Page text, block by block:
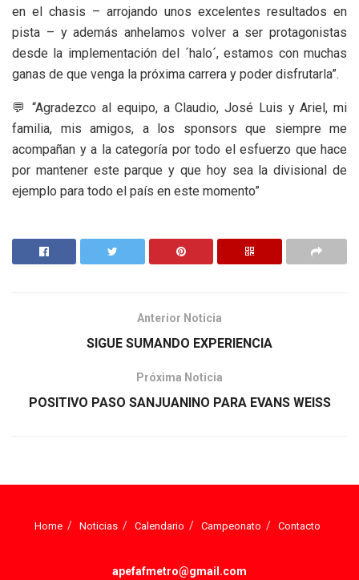
en el chasis – arrojando unos excelentes resultados en
pista – y además anhelamos volver a ser protagonistas
desde la implementación del ´halo´, estamos con muchas
ganas de que venga la próxima carrera y poder disfrutarla”.
💬 “Agradezco al equipo, a Claudio, José Luis y Ariel, mi
familia, mis amigos, a los sponsors que siempre me
acompañan y a la categoría por todo el esfuerzo que hace
por mantener este parque y que hoy sea la divisional de
ejemplo para todo el país en este momento”
Anterior Noticia
SIGUE SUMANDO EXPERIENCIA
Próxima Noticia
POSITIVO PASO SANJUANINO PARA EVANS WEISS
Home Noticias Calendario Campeonato Contacto
apefafmetro@gmail.com